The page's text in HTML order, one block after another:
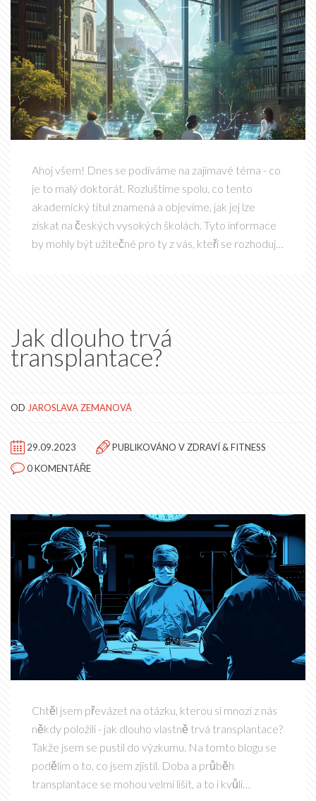
Ahoj všem! Dnes se podíváme na zajímavé téma - co
je to malý doktorát. Rozluštíme spolu, co tento
akademický titul znamená a objevíme, jak jej lze
získat na českých vysokých školách. Tyto informace
by mohly být užitečné pro ty z vás, kteří se rozhodují
Jak dlouho trvá
transplantace?
OD JAROSLAVA ZEMANOVÁ
29.09.2023 PUBLIKOVÁNO V ZDRAVÍ & FITNESS
0 KOMENTÁŘE
Chtěl jsem převázet na otázku, kterou si mnozí z nás
někdy položili - jak dlouho vlastně trvá transplantace?
Takže jsem se pustil do výzkumu. Na tomto blogu se
podělím o to, co jsem zjistil. Doba a průběh
transplantace se mohou velmi lišit, a to i kvůli